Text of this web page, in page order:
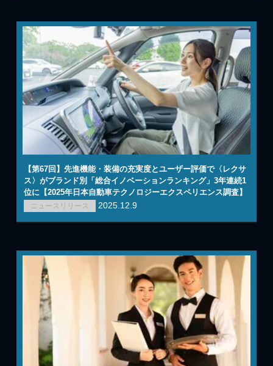
【第67回】先進機能・装備の充実度とユーザー評価で〈レクサ
ス〉がブランド別「総合イノベーションランキング」3年連続1
位に【2025年日本自動車テクノロジーエクスペリエンス調査】
ニュースリリース
2025.12.9